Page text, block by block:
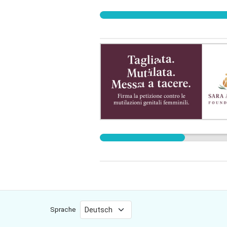
Sprache